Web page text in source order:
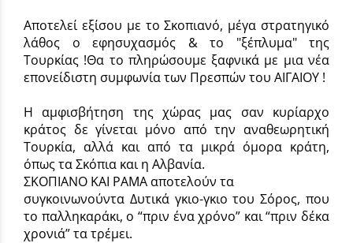
Αποτελεί εξίσου με το Σκοπιανό, μέγα στρατηγικό
λάθος ο εφησυχασμός & το "ξέπλυμα" της
Τουρκίας !Θα το πληρώσουμε ξαφνικά με μια νέα
επονείδιστη συμφωνία των Πρεσπών του ΑΙΓΑΙΟΥ !
Η αμφισβήτηση της χώρας μας σαν κυρίαρχο
κράτος δε γίνεται μόνο από την αναθεωρητική
Τουρκία, αλλά και από τα μικρά όμορα κράτη,
όπως τα Σκόπια και η Αλβανία.
ΣΚΟΠΙΑΝΟ ΚΑΙ ΡΑΜΑ αποτελούν τα
συγκοινωνούντα Δυτικά γκιο-γκιο του Σόρος, που
το παλληκαράκι, ο “πριν ένα χρόνο” και “πριν δέκα
χρονιά” τα τρέμει.